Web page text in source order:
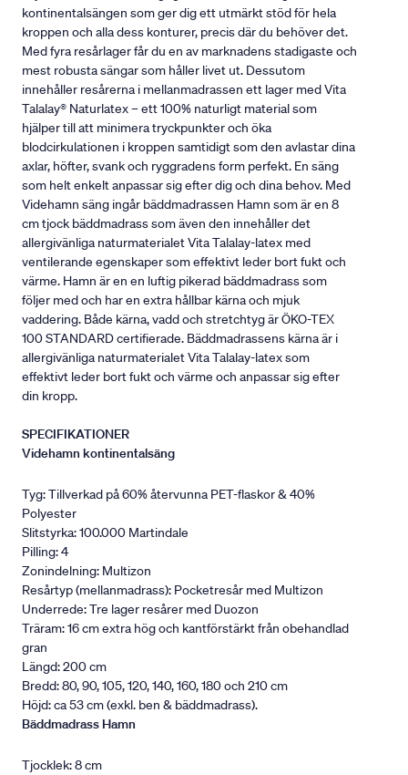
kontinentalsängen som ger dig ett utmärkt stöd för hela
kroppen och alla dess konturer, precis där du behöver det.
Med fyra resårlager får du en av marknadens stadigaste och
mest robusta sängar som håller livet ut. Dessutom
innehåller resårerna i mellanmadrassen ett lager med Vita
Talalay® Naturlatex – ett 100% naturligt material som
hjälper till att minimera tryckpunkter och öka
blodcirkulationen i kroppen samtidigt som den avlastar dina
axlar, höfter, svank och ryggradens form perfekt. En säng
som helt enkelt anpassar sig efter dig och dina behov. Med
Videhamn säng ingår bäddmadrassen Hamn som är en 8
cm tjock bäddmadrass som även den innehåller det
allergivänliga naturmaterialet Vita Talalay-latex med
ventilerande egenskaper som effektivt leder bort fukt och
värme. Hamn är en en luftig pikerad bäddmadrass som
följer med och har en extra hållbar kärna och mjuk
vaddering. Både kärna, vadd och stretchtyg är ÖKO-TEX
100 STANDARD certifierade. Bäddmadrassens kärna är i
allergivänliga naturmaterialet Vita Talalay-latex som
effektivt leder bort fukt och värme och anpassar sig efter
din kropp.
SPECIFIKATIONER
Videhamn kontinentalsäng
Tyg: Tillverkad på 60% återvunna PET-flaskor & 40%
Polyester
Slitstyrka: 100.000 Martindale
Pilling: 4
Zonindelning: Multizon
Resårtyp (mellanmadrass): Pocketresår med Multizon
Underrede: Tre lager resårer med Duozon
Träram: 16 cm extra hög och kantförstärkt från obehandlad
gran
Längd: 200 cm
Bredd: 80, 90, 105, 120, 140, 160, 180 och 210 cm
Höjd: ca 53 cm (exkl. ben & bäddmadrass).
Bäddmadrass Hamn
Tjocklek: 8 cm